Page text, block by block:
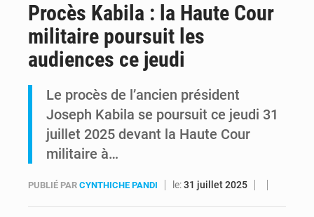
Procès Kabila : la Haute Cour
militaire poursuit les
audiences ce jeudi
Le procès de l’ancien président
Joseph Kabila se poursuit ce jeudi 31
juillet 2025 devant la Haute Cour
militaire à…
PUBLIÉ PAR CYNTHICHE PANDI le:31 juillet 2025